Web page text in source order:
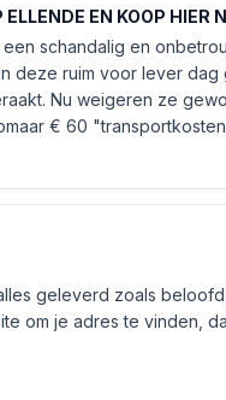
EN KOOP HIER
een schandalig en
deze ruim voor lever dag
Nu weigeren ze
€ 60
geleverd zoals
om je adres te vinden,